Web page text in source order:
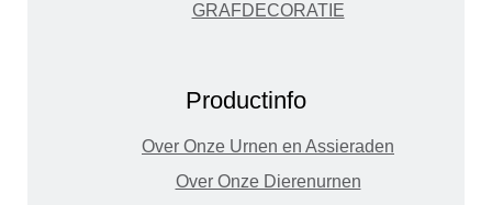
GRAFDECORATIE
Productinfo
Over Onze Urnen en Assieraden
Over Onze Dierenurnen